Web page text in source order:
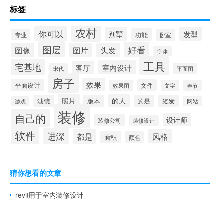
标签
专业 你可以 农村 别墅 功能 卧室 发型
图像 图层 图片 头发 好看 字体
宅基地 宋代 客厅 室内设计 工具 平面图
平面设计 房子 效果 效果图 文件 文字 春节
游戏 滤镜 照片 版本 的人 的是 短发 网站
自己的 装修 装修公司 装修设计 设计师
软件 进深 都是 面积 颜色 风格
猜你想看的文章
revit用于室内装修设计